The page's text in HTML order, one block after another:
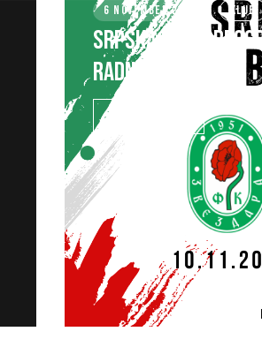
6 NOVEMBER 2024 KLUB
SRPSKA LIGA –
RADNIČKI (O)